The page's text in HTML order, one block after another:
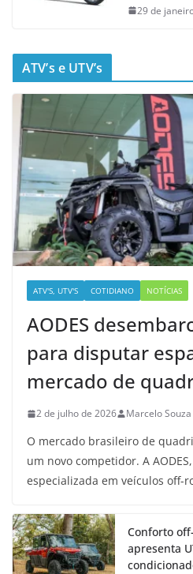
29 de
ATV’s e UTV’s
ATV'S, UTV'S COTIDIANO NOTÍCIAS
AODES
para disputar
mercado de
2 de julho de 2026 Marcelo Souza
O mercado brasileiro de
um novo competidor. A
especializada em veículos off-
Conforto
apresenta